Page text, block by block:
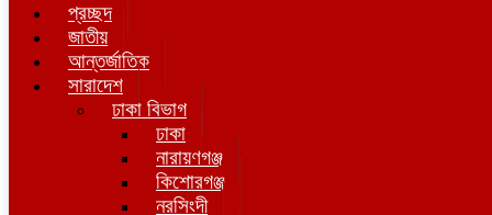
প্রচ্ছদ
জাতীয়
আন্তর্জাতিক
সারাদেশ
ঢাকা বিভাগ
ঢাকা
নারায়ণগঞ্জ
কিশোরগঞ্জ
নরসিংদী